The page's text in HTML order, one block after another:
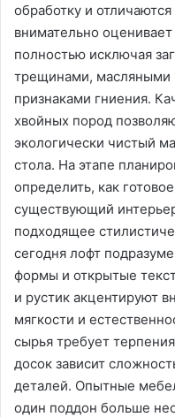
обработку и
внимательно
полностью исключая
трещинами, масляными
признаками гниения.
хвойных пород
экологически чистый
стола. На этапе
определить, как
существующий
подходящее
сегодня лофт
формы и открытые
и рустик акцентируют
мягкости и
сырья требует
досок зависит
деталей. Опытные
один поддон больше